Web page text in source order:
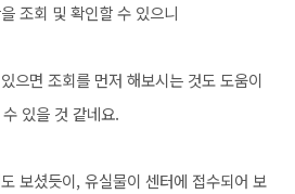
조회 및 확인할 수 있으니
으면 조회를 먼저 해보시는 것도 도움이
있을 것 같네요.
보셨듯이, 유실물이 센터에 접수되어 보